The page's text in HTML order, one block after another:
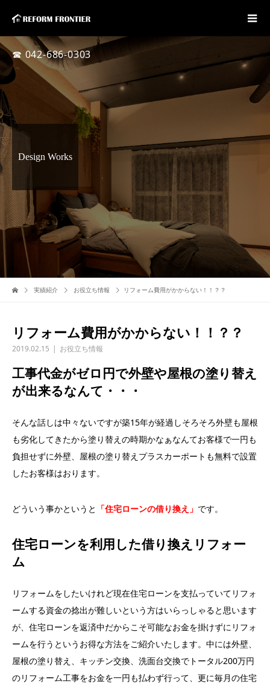
☎ 042-686-0303
Design Works
実績紹介 お役立ち情報 リフォーム費用がかからない！！？？
リフォーム費用がかからない！！？？
2019.02.15 お役立ち情報
工事代金がゼロ円で外壁や屋根の塗り替え
が出来るなんて・・・
そんな話しは中々ないですが築15年が経過しそろそろ外壁も屋根
も劣化してきたから塗り替えの時期かなぁなんてお客様で一円も
負担せずに外壁、屋根の塗り替えプラスカーポートも無料で設置
したお客様はおります。
どういう事かというと 「住宅ローンの借り換え」 です。
住宅ローンを利用した借り換えリフォー
ム
リフォームをしたいけれど現在住宅ローンを支払っていてリフォ
ームする資金の捻出が難しいという方はいらっしゃると思います
が、住宅ローンを返済中だからこそ可能なお金を掛けずにリフォ
ームを行うというお得な方法をご紹介いたします。中には外壁、
屋根の塗り替え、キッチン交換、洗面台交換でトータル200万円
のリフォーム工事をお金を一円も払わず行って、更に毎月の住宅